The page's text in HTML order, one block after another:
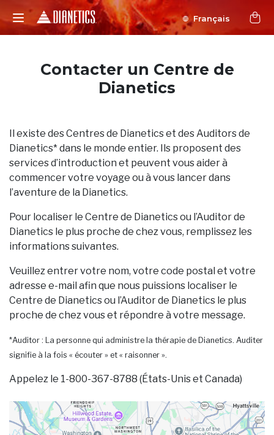
Français
Contacter un Centre de
Dianetics
Il existe des Centres de Dianetics et des Auditors de
Dianetics* dans le monde entier. Ils proposent des
services d’introduction et peuvent vous aider à
commencer votre voyage ou à vous lancer dans
l’aventure de la Dianetics.
Pour localiser le Centre de Dianetics ou l’Auditor de
Dianetics le plus proche de chez vous, remplissez les
informations suivantes.
Veuillez entrer votre nom, votre code postal et votre
adresse e-mail afin que nous puissions localiser le
Centre de Dianetics ou l’Auditor de Dianetics le plus
proche de chez vous et répondre à votre message.
*Auditor : La personne qui administre la thérapie de Dianetics. Auditer
signifie à la fois « écouter » et « raisonner ».
Appelez le 1-800-367-8788 (États-Unis et Canada)